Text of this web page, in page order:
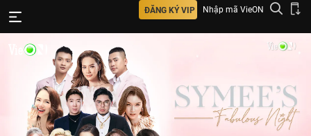
ĐĂNG KÝ VIP Nhập mã VieON